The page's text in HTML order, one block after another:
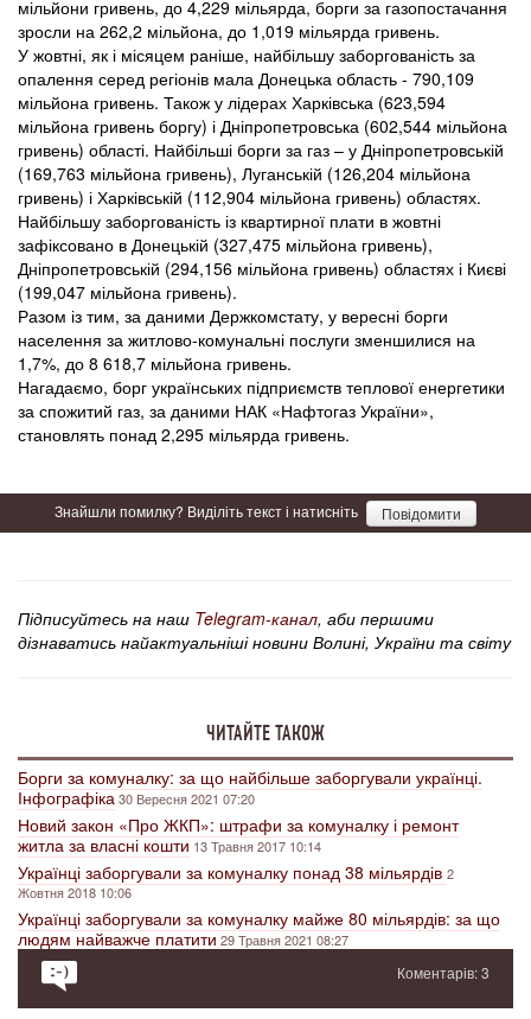
мільйони гривень, до 4,229 мільярда, борги за газопостачання
зросли на 262,2 мільйона, до 1,019 мільярда гривень.
У жовтні, як і місяцем раніше, найбільшу заборгованість за
опалення серед регіонів мала Донецька область - 790,109
мільйона гривень. Також у лідерах Харківська (623,594
мільйона гривень боргу) і Дніпропетровська (602,544 мільйона
гривень) області. Найбільші борги за газ – у Дніпропетровській
(169,763 мільйона гривень), Луганській (126,204 мільйона
гривень) і Харківській (112,904 мільйона гривень) областях.
Найбільшу заборгованість із квартирної плати в жовтні
зафіксовано в Донецькій (327,475 мільйона гривень),
Дніпропетровській (294,156 мільйона гривень) областях і Києві
(199,047 мільйона гривень).
Разом із тим, за даними Держкомстату, у вересні борги
населення за житлово-комунальні послуги зменшилися на
1,7%, до 8 618,7 мільйона гривень.
Нагадаємо, борг українських підприємств теплової енергетики
за спожитий газ, за даними НАК «Нафтогаз України»,
становлять понад 2,295 мільярда гривень.
Знайшли помилку? Виділіть текст і натисніть Повідомити
Підписуйтесь на наш Telegram-канал, аби першими
дізнаватись найактуальніші новини Волині, України та світу
ЧИТАЙТЕ ТАКОЖ
Борги за комуналку: за що найбільше заборгували українці.
Інфографіка30 Вересня 2021 07:20
Новий закон «Про ЖКП»: штрафи за комуналку і ремонт
житла за власні кошти 13 Травня 2017 10:14
Українці заборгували за комуналку понад 38 мільярдів 2
Жовтня 2018 10:06
Українці заборгували за комуналку майже 80 мільярдів: за що
людям найважче платити29 Травня 2021 08:27
Коментарів: 3